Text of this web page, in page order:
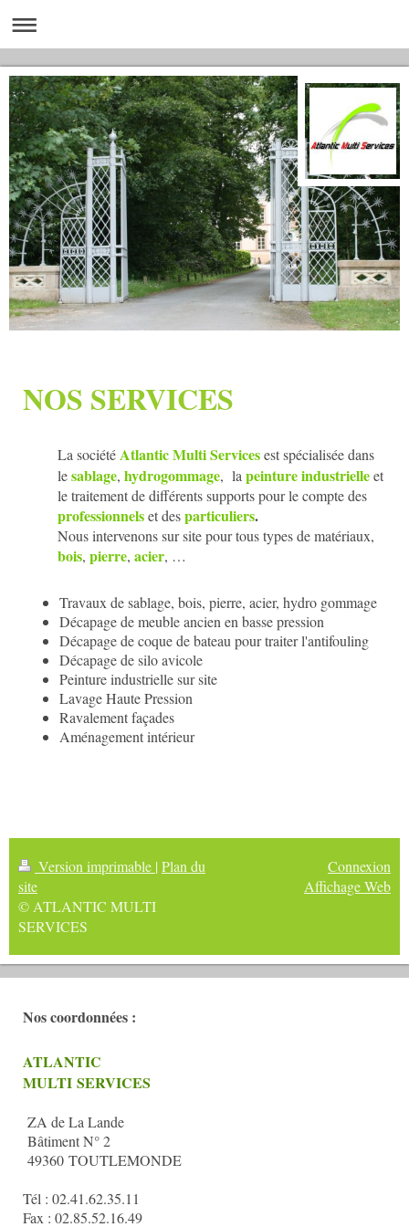
NOS SERVICES
La sociétéAtlantic Multi Servicesest spécialisée dans
lesablage, hydrogommage, la peinture industrielleet
le traitement de différents supports pour le compte des
professionnelset desparticuliers.
Nous intervenons sur site pour tous types de matériaux,
bois, pierre, acier, …
Travaux de sablage, bois, pierre, acier, hydro gommage
Décapage de meuble ancien en basse pression
Décapage de coque de bateau pour traiter l'antifouling
Décapage de silo avicole
Peinture industrielle sur site
Lavage Haute Pression
Ravalement façades
Aménagement intérieur
Version imprimable | Plan du
site
© ATLANTIC MULTI
SERVICES
Connexion
Affichage Web
Nos coordonnées :
ATLANTIC
MULTI SERVICES
ZA de La Lande
Bâtiment N° 2
49360 TOUTLEMONDE
Tél : 02.41.62.35.11
Fax : 02.85.52.16.49